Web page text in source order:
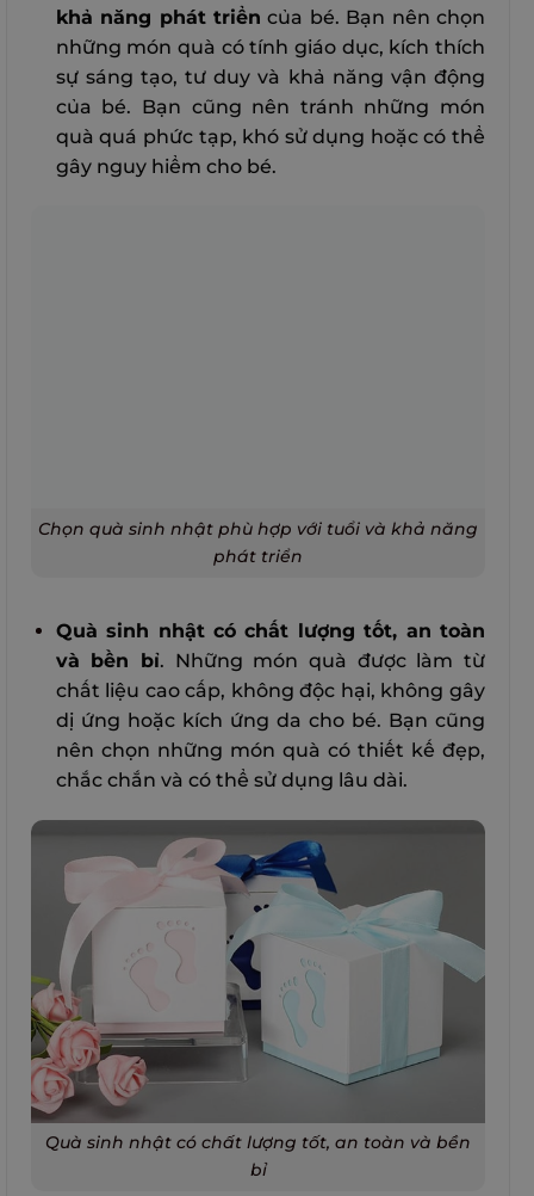
khả năng phát triển của bé. Bạn nên chọn
những món quà có tính giáo dục, kích thích
sự sáng tạo, tư duy và khả năng vận động
của bé. Bạn cũng nên tránh những món
quà quá phức tạp, khó sử dụng hoặc có thể
gây nguy hiểm cho bé.
Chọn quà sinh nhật phù hợp với tuổi và khả năng
phát triển
Quà sinh nhật có chất lượng tốt, an toàn
và bền bỉ. Những món quà được làm từ
chất liệu cao cấp, không độc hại, không gây
dị ứng hoặc kích ứng da cho bé. Bạn cũng
nên chọn những món quà có thiết kế đẹp,
chắc chắn và có thể sử dụng lâu dài.
Quà sinh nhật có chất lượng tốt, an toàn và bền
bỉ